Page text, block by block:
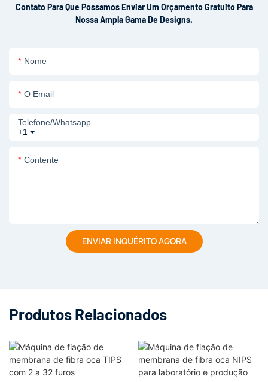
Contato Para Que Possamos Enviar Um Orçamento Gratuito Para
Nossa Ampla Gama De Designs.
Nome
O Email
+1
Telefone/whatsapp
Contente
ENVIAR INQUÉRITO AGORA
Produtos Relacionados